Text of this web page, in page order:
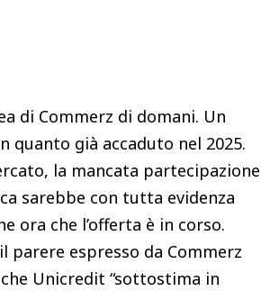
di Commerz di domani. Un
quanto già accaduto nel 2025.
la mancata partecipazione
sarebbe con tutta evidenza
ora che l’offerta è in corso.
parere espresso da Commerz
Unicredit “sottostima in